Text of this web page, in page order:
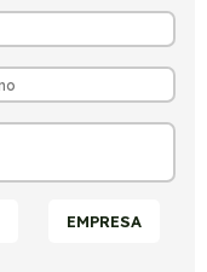
EMPRESA